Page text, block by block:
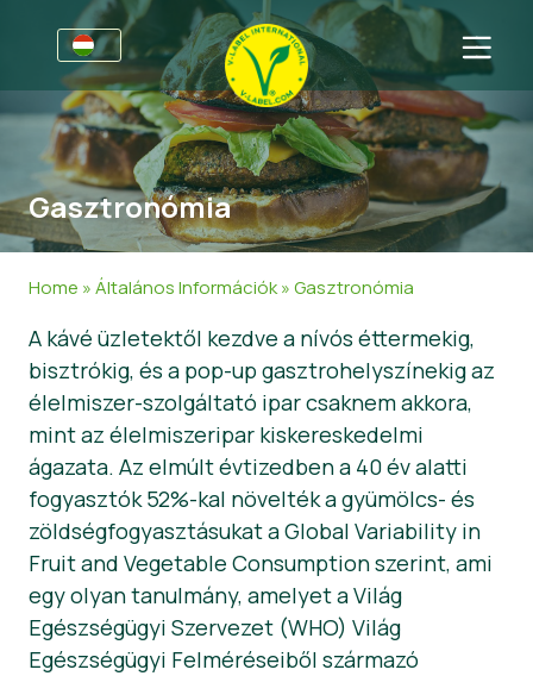
Vállalkozásoknak
Tájékoztató a gyártók számára
V-Label Webinars
Előnyöket
A V-Label feltételrendszere
Resources
Szerezzen tanúsítványt
Szektorok
Általános Információk
Élelmiszer
Kozmetikai termékek és tisztítószerek
Nem élelmiszertermékek
Gasztronómia
FAQ
A fogyasztók számára
Általános Információk
Rólunk
About Us
Lépjen kapcsolatba velünk
Szerezzen tanúsítványt
Jelentse a védjeggyel való visszaélést!
Customer area
Hírek
Sajtóanyagok
Gasztronómia
Home »Általános Információk»Gasztronómia
A kávé üzletektől kezdve a nívós éttermekig,
bisztrókig, és a pop-up gasztrohelyszínekig az
élelmiszer-szolgáltató ipar csaknem akkora,
mint az élelmiszeripar kiskereskedelmi
ágazata. Az elmúlt évtizedben a 40 év alatti
fogyasztók 52%-kal növelték a gyümölcs- és
zöldségfogyasztásukat a Global Variability in
Fruit and Vegetable Consumption szerint, ami
egy olyan tanulmány, amelyet a Világ
Egészségügyi Szervezet (WHO) Világ
Egészségügyi Felméréseiből származó